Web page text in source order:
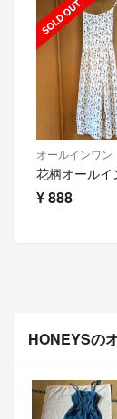
オールインワン
花柄オールイ
¥888
HONEYSの